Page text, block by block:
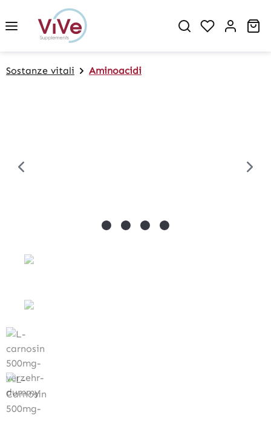
Sostanze vitali Aminoacidi